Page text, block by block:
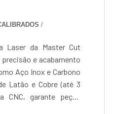
/
Laser da Master Cut
Aço Inox e Carbono
Latão e Cobre (até 3
CNC, garante peças
fiel aos desenhos